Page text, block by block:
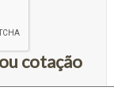
cotação